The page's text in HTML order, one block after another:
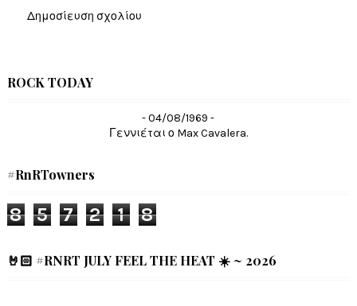
Δημοσίευση σχολίου
ROCK TODAY
- 04/08/1969 -
Γεννιέται ο Max Cavalera.
#RnRTowners
8 5 7 2 1 8
🤘🏻 #RNRT JULY FEEL THE HEAT ☀️ ~ 2026